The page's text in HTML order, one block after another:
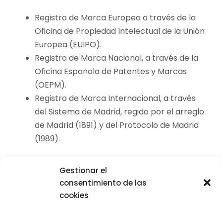
Gestionar el
consentimiento de las
cookies
Registro de Marca Europea a través de la
Oficina de Propiedad Intelectual de la Unión
Europea (EUIPO).
Registro de Marca Nacional, a través de la
Oficina Española de Patentes y Marcas
(OEPM).
Registro de Marca Internacional, a través
del Sistema de Madrid, regido por el arreglo
de Madrid (1891) y del Protocolo de Madrid
(1989).